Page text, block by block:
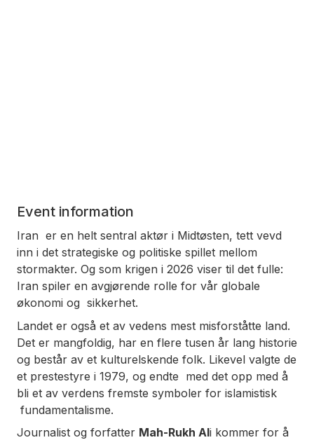
Event information
Iran er en helt sentral aktør i Midtøsten, tett vevd
inn i det strategiske og politiske spillet mellom
stormakter. Og som krigen i 2026 viser til det fulle:
Iran spiler en avgjørende rolle for vår globale
økonomi og sikkerhet.
Landet er også et av vedens mest misforståtte land.
Det er mangfoldig, har en flere tusen år lang historie
og består av et kulturelskende folk. Likevel valgte de
et prestestyre i 1979, og endte med det opp med å
bli et av verdens fremste symboler for islamistisk
fundamentalisme.
Journalist og forfatter Mah-Rukh Ali kommer for å